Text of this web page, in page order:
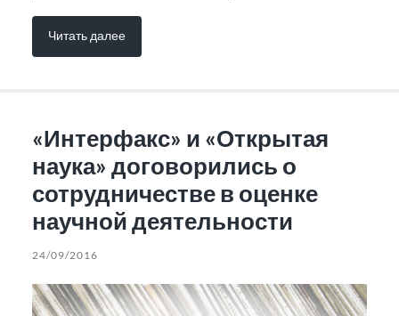
Читать далее
«Интерфакс» и «Открытая
наука» договорились о
сотрудничестве в оценке
научной деятельности
24/09/2016